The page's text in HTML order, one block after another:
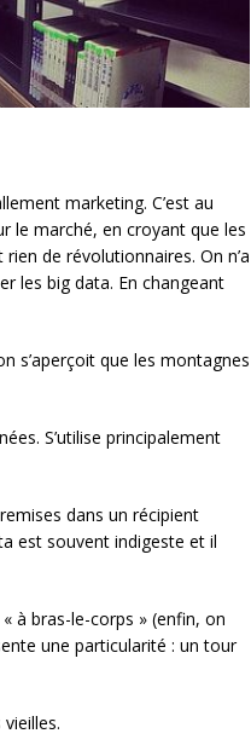
marketing. C’est au
le marché, en croyant que les
de révolutionnaires. On n’a
les big data. En changeant
s’aperçoit que les montagnes
S’utilise principalement
dans un récipient
est souvent indigeste et il
à bras-le-corps » (enfin, on
une particularité : un tour